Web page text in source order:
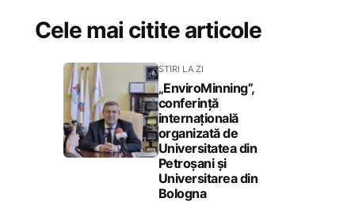
Cele mai citite articole
STIRI LA ZI
„EnviroMinning”,
conferință
internațională
organizată de
Universitatea din
Petroșani și
Universitarea din
Bologna